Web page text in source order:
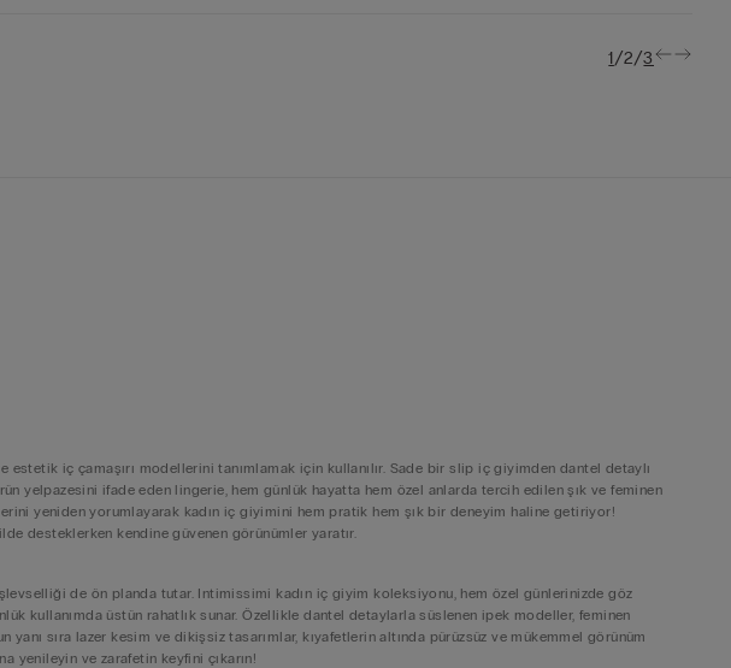
1/2/3
estetik iç çamaşırı modellerini tanımlamak için kullanılır. Sade bir slip iç giyimden dantel detaylı
yelpazesini ifade eden lingerie, hem günlük hayatta hem özel anlarda tercih edilen şık ve feminen
yeniden yorumlayarak kadın iç giyimini hem pratik hem şık bir deneyim haline getiriyor!
desteklerken kendine güvenen görünümler yaratır.
de ön planda tutar. Intimissimi kadın iç giyim koleksiyonu, hem özel günlerinizde göz
kullanımda üstün rahatlık sunar. Özellikle dantel detaylarla süslenen ipek modeller, feminen
yanı sıra lazer kesim ve dikişsiz tasarımlar, kıyafetlerin altında pürüzsüz ve mükemmel görünüm
yenileyin ve zarafetin keyfini çıkarın!